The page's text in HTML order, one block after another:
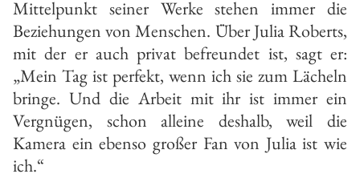
Mittelpunkt seiner Werke stehen immer die
Beziehungen von Menschen. Über Julia Roberts,
mit der er auch privat befreundet ist, sagt er:
„Mein Tag ist perfekt, wenn ich sie zum Lächeln
bringe. Und die Arbeit mit ihr ist immer ein
Vergnügen, schon alleine deshalb, weil die
Kamera ein ebenso großer Fan von Julia ist wie
ich.“